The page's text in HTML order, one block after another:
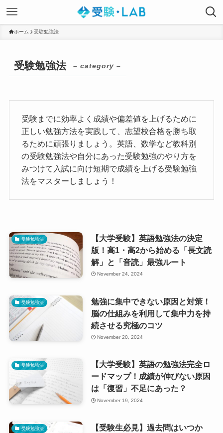
ホーム 受験勉強法
受験勉強法 – category –
受験までに効率よく成績や偏差値を上げるために
正しい勉強方法を実践して、志望校合格を勝ち取
るために頑張りましょう。英語、数学など教科別
の受験勉強法や自分にあった受験勉強のやり方を
みつけて入試に向け短期で成績を上げる受験勉強
法をマスターしましょう！
受験勉強法
【大学受験】英語勉強法の決定
版！高1・高2から始める「長文読
解」と「音読」最強ルート
November 24, 2024
受験勉強法
勉強に集中できない原因と対策！
脳の仕組みを利用して集中力を持
続させる究極のコツ
November 20, 2024
受験勉強法
【大学受験】英語の勉強法完全ロ
ードマップ！成績が伸びない原因
は「復習」不足にあった？
November 19, 2024
受験勉強法
【受験生必見】過去問はいつか